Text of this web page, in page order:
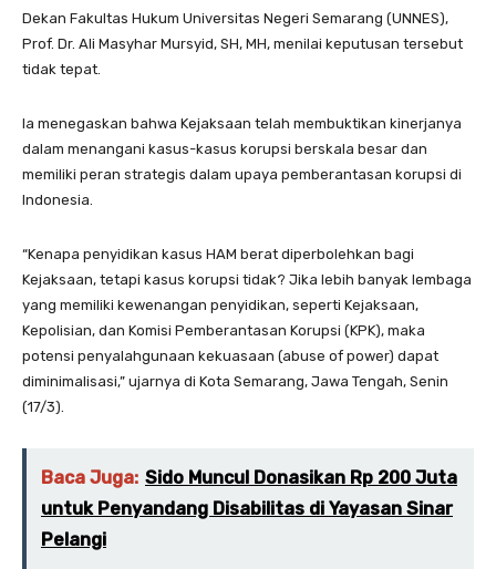
Dekan Fakultas Hukum Universitas Negeri Semarang (UNNES),
Prof. Dr. Ali Masyhar Mursyid, SH, MH, menilai keputusan tersebut
tidak tepat.
Ia menegaskan bahwa Kejaksaan telah membuktikan kinerjanya
dalam menangani kasus-kasus korupsi berskala besar dan
memiliki peran strategis dalam upaya pemberantasan korupsi di
Indonesia.
“Kenapa penyidikan kasus HAM berat diperbolehkan bagi
Kejaksaan, tetapi kasus korupsi tidak? Jika lebih banyak lembaga
yang memiliki kewenangan penyidikan, seperti Kejaksaan,
Kepolisian, dan Komisi Pemberantasan Korupsi (KPK), maka
potensi penyalahgunaan kekuasaan (abuse of power) dapat
diminimalisasi,” ujarnya di Kota Semarang, Jawa Tengah, Senin
(17/3).
Baca Juga: Sido Muncul Donasikan Rp 200 Juta
untuk Penyandang Disabilitas di Yayasan Sinar
Pelangi